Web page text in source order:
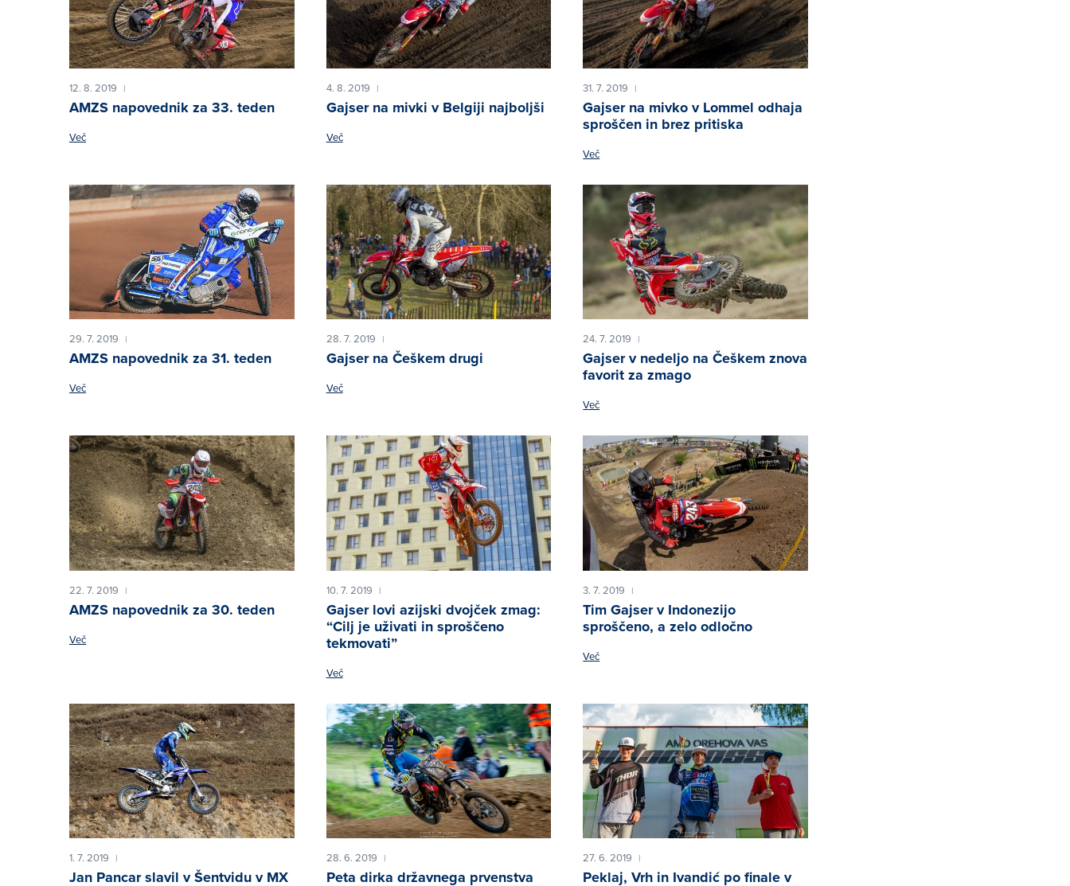
12. 8. 2019 |
AMZS napovednik za 33. teden
Več
4. 8. 2019 |
Gajser na mivki v Belgiji najboljši
Več
31. 7. 2019 |
Gajser na mivko v Lommel odhaja
sproščen in brez pritiska
Več
29. 7. 2019 |
AMZS napovednik za 31. teden
Več
28. 7. 2019 |
Gajser na Češkem drugi
Več
24. 7. 2019 |
Gajser v nedeljo na Češkem znova
favorit za zmago
Več
22. 7. 2019 |
AMZS napovednik za 30. teden
Več
10. 7. 2019 |
Gajser lovi azijski dvojček zmag:
“Cilj je uživati in sproščeno
tekmovati”
Več
3. 7. 2019 |
Tim Gajser v Indonezijo
sproščeno, a zelo odločno
Več
1. 7. 2019 |
Jan Pancar slavil v Šentvidu v MX
28. 6. 2019 |
Peta dirka državnega prvenstva
27. 6. 2019 |
Peklaj, Vrh in Ivandić po finale v